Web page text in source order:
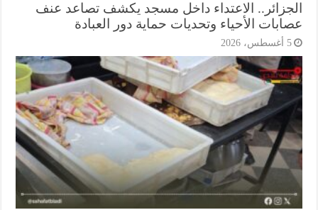
الاعتداء داخل مسجد يكشف تصاعد عنف
الأحياء وتحديات حماية دور العبادة